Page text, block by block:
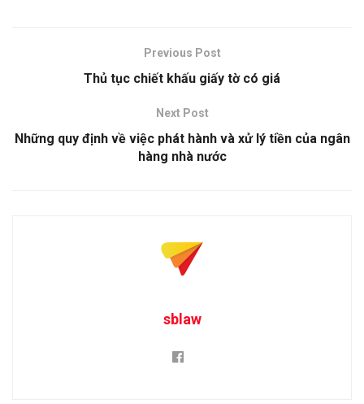
Previous Post
Thủ tục chiết khấu giấy tờ có giá
Next Post
Những quy định về việc phát hành và xử lý tiền của ngân
hàng nhà nước
sblaw